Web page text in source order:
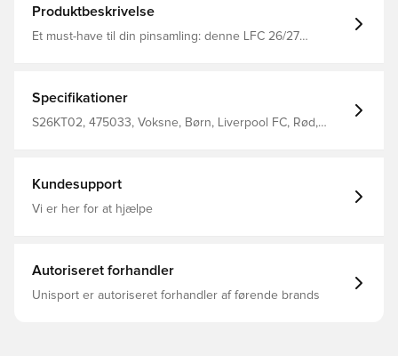
Produktbeskrivelse
Et must-have til din pinsamling: denne LFC 26/27
Zinklegering, nikkelbelægning.
Specifikationer
S26KT02, 475033, Voksne, Børn, Liverpool FC, Rød,
Kundesupport
Vi er her for at hjælpe
Autoriseret forhandler
Unisport er autoriseret forhandler af førende brands